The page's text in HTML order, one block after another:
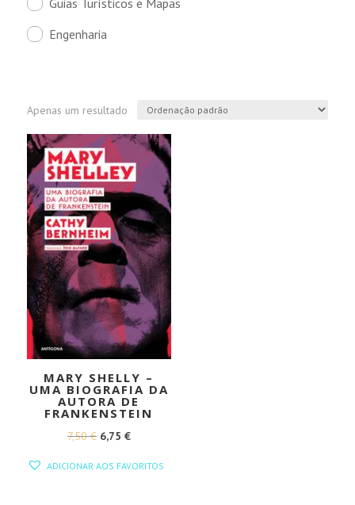
Guias Turísticos e Mapas
Engenharia
Apenas um resultado
MARY SHELLY –
UMA BIOGRAFIA DA
AUTORA DE
FRANKENSTEIN
7,50€ O
6,75 €O
ADICIONAR AOS FAVORITOS